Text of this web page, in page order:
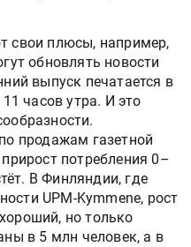
свои плюсы, например,
обновлять новости
выпуск печатается в
часов утра. И это
продажам газетной
потребления 0–
В Финляндии, где
UPM-Kymmene, рост
но только
в 5 млн человек, а в